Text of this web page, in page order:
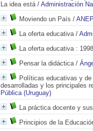
La idea está/ Administración
Moviendo un País /
La oferta educativa/
La oferta educativa: 1998
Pensar la didáctica/
Políticas educativas y de
desarrolladas y los principales
Pública (Uruguay)
La práctica docente y
Principios de la